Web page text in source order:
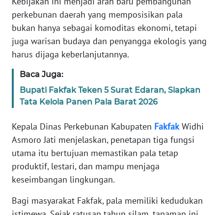
perkebunan daerah yang memposisikan pala
bukan hanya sebagai komoditas ekonomi, tetapi
juga warisan budaya dan penyangga ekologis yang
harus dijaga keberlanjutannya.
Baca Juga:
Bupati Fakfak Teken 5 Surat Edaran, Siapkan
Tata Kelola Panen Pala Barat 2026
Kepala Dinas Perkebunan Kabupaten FakfakWidhi
Asmoro Jati menjelaskan, penetapan tiga fungsi
utama itu bertujuan memastikan pala tetap
produktif, lestari, dan mampu menjaga
keseimbangan lingkungan.
Bagi masyarakat Fakfak, pala memiliki kedudukan
WN
BANTEN
WN
WN
KEPRI
WN
WN
PAPUA
BARAT
WN